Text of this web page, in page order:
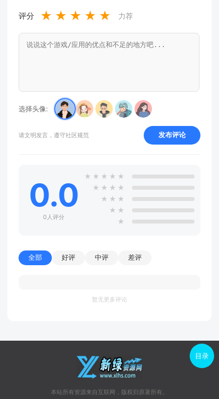
评分 ★ ★ ★ ★ ★ 力荐
选择头像:
请文明发言，遵守社区规范 发布评论
0.0
0人评分
★ ★ ★ ★ ★
★ ★ ★ ★
★ ★ ★
★ ★
★
全部 好评 中评 差评
暂无更多评论
本站所有资源来自互联网，版权归原著所有。
目录